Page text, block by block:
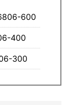
600
400
300